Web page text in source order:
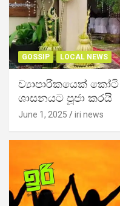
GOSSIP LOCAL NEWS
ව්‍යාපාරිකයෙක්
ශාසනයට පූජා කරයි
June 1, 2025 iri news